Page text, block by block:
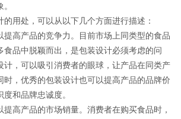
用处，可以从以下几个方面进行描述：
高产品的竞争力。目前市场上同类型的食品
食品中脱颖而出，是包装设计必须考虑的问
计，可以吸引消费者的眼球，让产品在同类产
时，优秀的包装设计也可以提高产品的品牌价
和品牌忠诚度。
产品的市场销量。消费者在购买食品时，